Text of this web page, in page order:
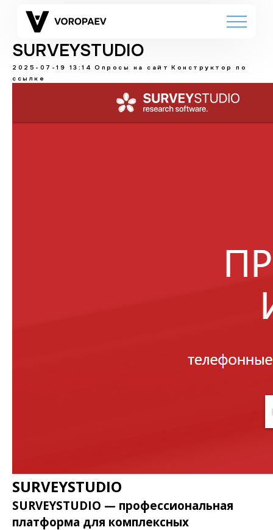
SURVEYSTUDIO
2025-07-19 13:14 Опросы на сайт Конструктор по
ссылке
SURVEYSTUDIO
SURVEYSTUDIO — профессиональная
платформа для комплексных